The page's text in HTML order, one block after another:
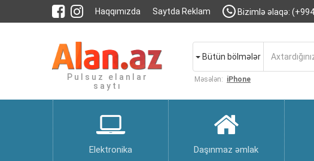
Haqqımızda Saytda Reklam Bizimlə əlaqə:
Pulsuz elanlar
saytı
Bütün bölmələr
Məsələn: iPhone
Elektronika Daşınmaz əmlak